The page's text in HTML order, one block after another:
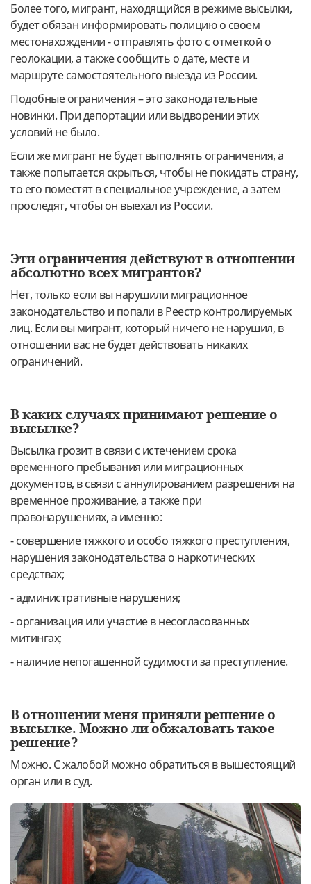
Более того, мигрант, находящийся в режиме высылки,
будет обязан информировать полицию о своем
местонахождении - отправлять фото с отметкой о
геолокации, а также сообщить о дате, месте и
маршруте самостоятельного выезда из России.
Подобные ограничения – это законодательные
новинки. При депортации или выдворении этих
условий не было.
Если же мигрант не будет выполнять ограничения, а
также попытается скрыться, чтобы не покидать страну,
то его поместят в специальное учреждение, а затем
проследят, чтобы он выехал из России.
Эти ограничения действуют в отношении
абсолютно всех мигрантов?
Нет, только если вы нарушили миграционное
законодательство и попали в Реестр контролируемых
лиц. Если вы мигрант, который ничего не нарушил, в
отношении вас не будет действовать никаких
ограничений.
В каких случаях принимают решение о
высылке?
Высылка грозит в связи с истечением срока
временного пребывания или миграционных
документов, в связи с аннулированием разрешения на
временное проживание, а также при
правонарушениях, а именно:
- совершение тяжкого и особо тяжкого преступления,
нарушения законодательства о наркотических
средствах;
- административные нарушения;
- организация или участие в несогласованных
митингах;
- наличие непогашенной судимости за преступление.
В отношении меня приняли решение о
высылке. Можно ли обжаловать такое
решение?
Можно. С жалобой можно обратиться в вышестоящий
орган или в суд.